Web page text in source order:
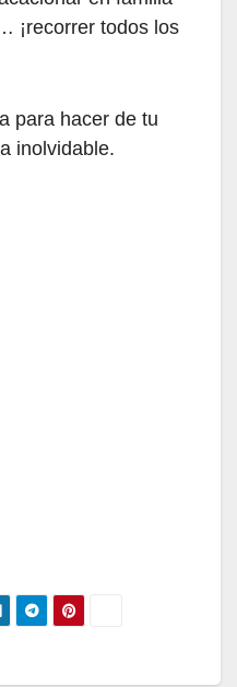
¡recorrer todos los
para hacer de tu
inolvidable.